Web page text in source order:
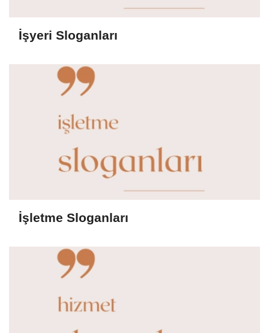
İşyeri Sloganları
İşletme Sloganları